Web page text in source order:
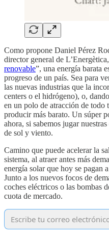
Como propone Daniel Pérez
director general de
renovable”, una energía barata
progreso de un país. Sea para
las nuevas industrias que la
centers o el hidrógeno), o,
en un polo de atracción de todo
producir más barato. Un súper
ahora, si sabemos jugar
de sol y viento.
Camino que puede acelerar la
sistema, al atraer antes más
energía solar que hoy se pagan
Junto a los nuevos focos de
coches eléctricos o las bombas
cuota de mercado.